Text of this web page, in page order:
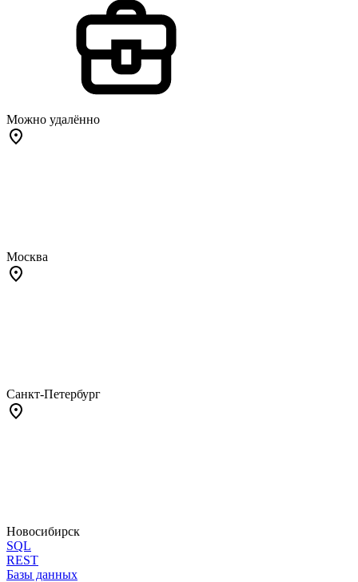
Можно удалённо
Москва
Санкт-Петербург
Новосибирск
SQL
REST
Базы данных